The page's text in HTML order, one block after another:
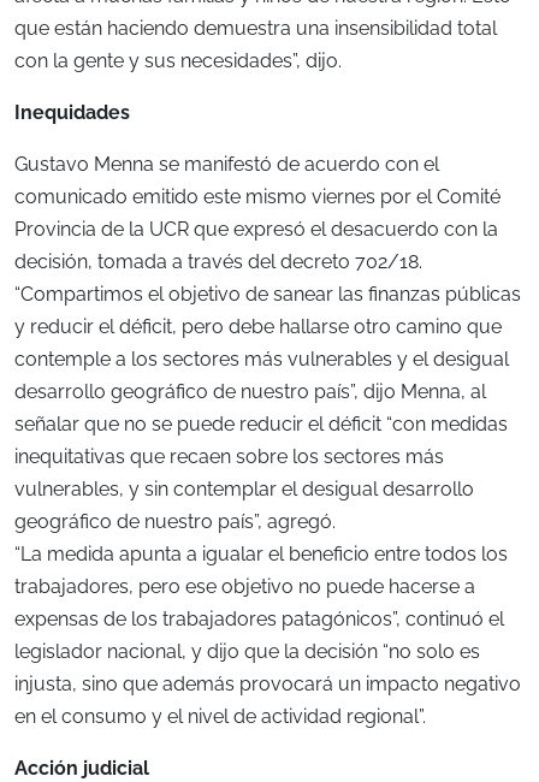
que están haciendo demuestra una insensibilidad total
con la gente y sus necesidades”, dijo.
Inequidades
Gustavo Menna se manifestó de acuerdo con el
comunicado emitido este mismo viernes por el Comité
Provincia de la UCR que expresó el desacuerdo con la
decisión, tomada a través del decreto 702/18.
“Compartimos el objetivo de sanear las finanzas públicas
y reducir el déficit, pero debe hallarse otro camino que
contemple a los sectores más vulnerables y el desigual
desarrollo geográfico de nuestro país”, dijo Menna, al
señalar que no se puede reducir el déficit “con medidas
inequitativas que recaen sobre los sectores más
vulnerables, y sin contemplar el desigual desarrollo
geográfico de nuestro país”, agregó.
“La medida apunta a igualar el beneficio entre todos los
trabajadores, pero ese objetivo no puede hacerse a
expensas de los trabajadores patagónicos”, continuó el
legislador nacional, y dijo que la decisión “no solo es
injusta, sino que además provocará un impacto negativo
en el consumo y el nivel de actividad regional”.
Acción judicial